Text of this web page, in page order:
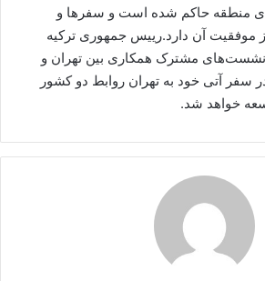
منطقه حاکم شده است و سفرها و
موفقیت آن دارد.رییس جمهوری ترکیه
نشست‌های مشترک همکاری بین تهران و
سفر آتی خود به تهران روابط دو کشور
خواهد شد.